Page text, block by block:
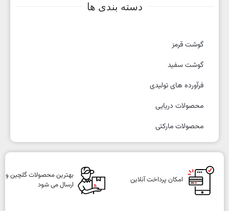
دسته بندی ها
گوشت قرمز
گوشت سفید
فرآورده های تولیدی
محصولات دریایی
محصولات مارکتی
امکان پرداخت آنلاین
بهترین محصولات گلچین و
ارسال می شود